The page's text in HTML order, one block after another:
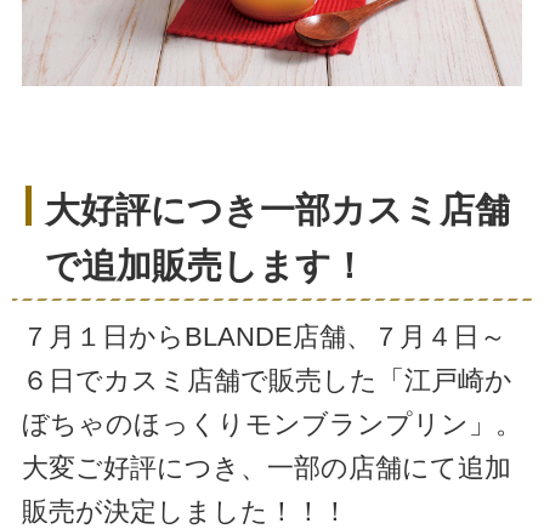
大好評につき一部カスミ店舗
で追加販売します！
７月１日からBLANDE店舗、７月４日～
６日でカスミ店舗で販売した「江戸崎か
ぼちゃのほっくりモンブランプリン」。
大変ご好評につき、一部の店舗にて追加
販売が決定しました！！！